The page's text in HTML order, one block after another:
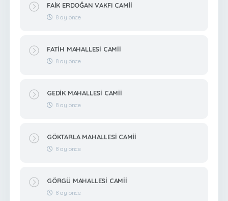
FAİK ERDOĞAN VAKFI CAMİİ
8 ay önce
FATİH MAHALLESİ CAMİİ
8 ay önce
GEDİK MAHALLESİ CAMİİ
8 ay önce
GÖKTARLA MAHALLESİ CAMİİ
8 ay önce
GÖRGÜ MAHALLESİ CAMİİ
8 ay önce